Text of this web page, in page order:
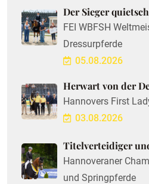
Der Sieger
FEI WBFSH
Dressurpferde
05.08.2026
Herwart von der
Hannovers First
03.08.2026
Titelverteidiger
Hannoveraner
und Springpferde